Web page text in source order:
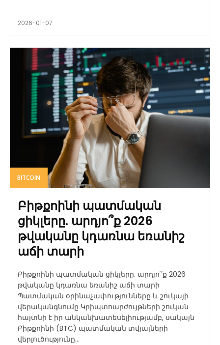
2026-01-07
BITCOIN
Բիթքոինի պատմական
ցիկլերը. արդյո՞ք 2026
թվականը կդառնա եռանիշ
աճի տարի
Բիթքոինի պատմական ցիկլերը. արդյո՞ք 2026
թվականը կդառնա եռանիշ աճի տարի
Պատմական օրինաչափությունները և շուկայի
վերականգնումը Կրիպտոարժույթների շուկան
հայտնի է իր անկանխատեսելիությամբ, սակայն
Բիթքոինի (BTC) պատմական տվյալների
վերլուծությունը...